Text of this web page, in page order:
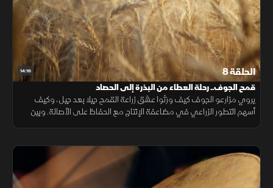
14:16 الحلقة 8
قمح الجوف.. رحلة العطاء من البذرة إلى الحصاد
يروي مزارعو الجوف كيف ورثوا عشق زراعة القمح جيلا بعد جيل، وكيف
أسهم التطور الزراعي في مضاعفة الإنتاج مع الحفاظ على الأصالة. وبين